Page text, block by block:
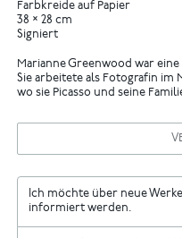
Farbkreide auf Papier
38 × 28 cm
Signiert
Marianne Greenwood war
Sie arbeitete als Fotografin im
wo sie Picasso und seine
Ich möchte über neue
informiert werden.